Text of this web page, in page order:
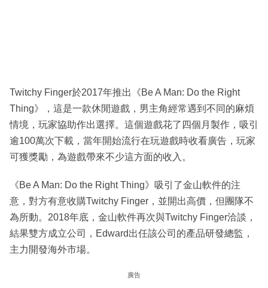
Twitchy Finger於2017年推出《Be A Man: Do the Right
Thing》，這是一款休閒遊戲，男主角經常遇到不同的麻煩
情境，玩家協助作出選擇。這個遊戲花了四個月製作，吸引
逾100萬次下載，當年開始流行在玩遊戲時收看廣告，玩家
可獲獎勵，為遊戲帶來不少這方面的收入。
《Be A Man: Do the Right Thing》吸引了金山軟件的注
意，對方有意收購Twitchy Finger，並開出高價，但團隊不
為所動。2018年底，金山軟件再次與Twitchy Finger洽談，
結果雙方成立公司，Edward出任該公司的產品研發總監，
主力開發海外市場。
廣告